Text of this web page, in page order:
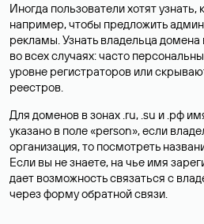
Иногда пользователи хотят
например, чтобы предложить
рекламы. Узнать владельца
во всех случаях: часто
уровне регистраторов или
реестров.
Для доменов в зонах .ru, .su и .рф
указано в поле «person», если
организация, то посмотреть
Если вы не знаете, на чье имя
дает возможность связаться с
через форму обратной связи.